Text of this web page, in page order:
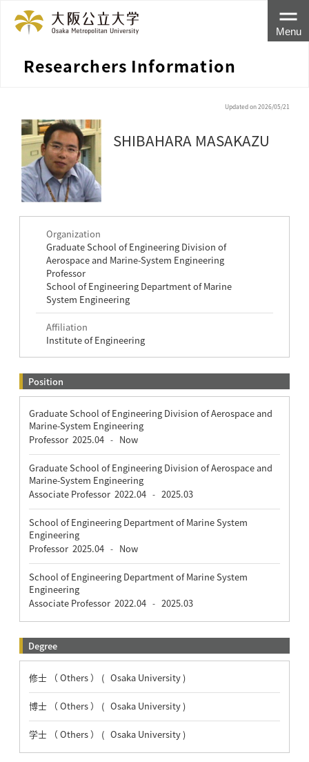
Researchers Information
Menu
Updated on 2026/05/21
SHIBAHARA MASAKAZU
Organization
Graduate School of Engineering Division of
Aerospace and Marine-System Engineering
Professor
School of Engineering Department of Marine
System Engineering
Affiliation
Institute of Engineering
Position
Graduate School of Engineering Division of Aerospace and
Marine-System Engineering
Professor 2025.04 - Now
Graduate School of Engineering Division of Aerospace and
Marine-System Engineering
Associate Professor 2022.04 - 2025.03
School of Engineering Department of Marine System
Engineering
Professor 2025.04 - Now
School of Engineering Department of Marine System
Engineering
Associate Professor 2022.04 - 2025.03
Degree
修士 （ Others ） ( Osaka University )
博士 （ Others ） ( Osaka University )
学士 （ Others ） ( Osaka University )